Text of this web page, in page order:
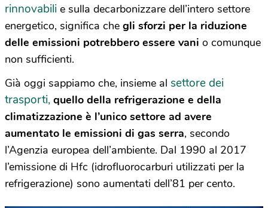
rinnovabili e sulla decarbonizzare dell’intero settore
energetico, significa che gli sforzi per la riduzione
delle emissioni potrebbero essere vani o comunque
non sufficienti.
Già oggi sappiamo che, insieme al settore dei
trasporti, quello della refrigerazione e della
climatizzazione è l’unico settore ad avere
aumentato le emissioni di gas serra, secondo
l’Agenzia europea dell’ambiente. Dal 1990 al 2017
l’emissione di Hfc (idrofluorocarburi utilizzati per la
refrigerazione) sono aumentati dell’81 per cento.